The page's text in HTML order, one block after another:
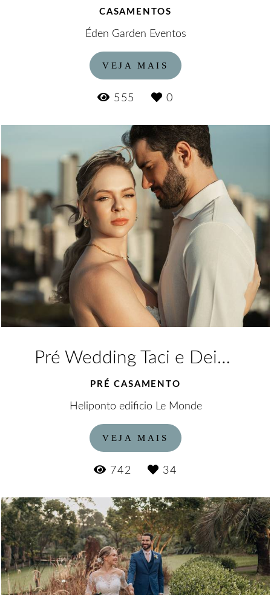
CASAMENTOS
Éden Garden Eventos
VEJA MAIS
555 0
Pré Wedding Taci e Deivyd
PRÉ CASAMENTO
Heliponto edificio Le Monde
VEJA MAIS
742 34